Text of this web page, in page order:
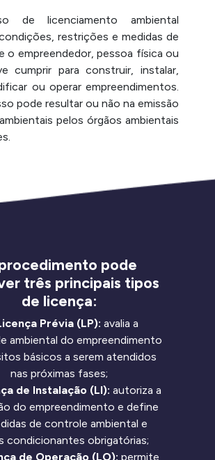
de licenciamento ambiental
restrições e medidas de
o empreendedor, pessoa física ou
cumprir para construir, instalar,
ou operar empreendimentos.
pode resultar ou não na emissão
pelos órgãos ambientais
pode
três principais tipos
de licença:
Prévia (LP): avalia a
ambiental do empreendimento
básicos a serem atendidos
nas próximas fases;
de Instalação (LI): autoriza a
do empreendimento e define
de controle ambiental e
condicionantes obrigatórias;
de Operação (LO): permite